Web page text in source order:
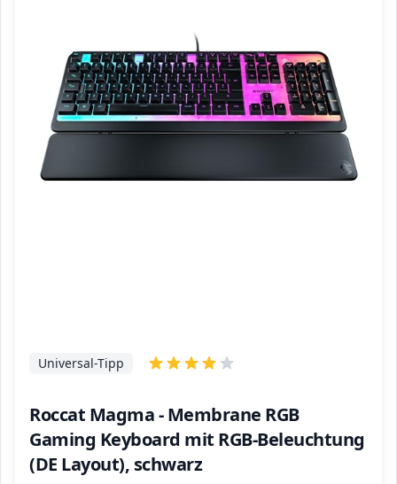
Roccat Magma - Membrane RGB
Gaming Keyboard mit RGB-Beleuchtung
(DE Layout), schwarz
Universal-Tipp